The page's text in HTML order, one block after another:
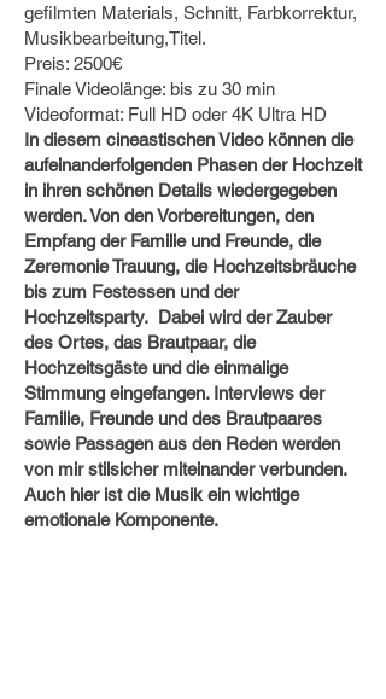
gefilmten Materials, Schnitt, Farbkorrektur,
Musikbearbeitung,Titel.
Preis: 2500€
Finale Videolänge: bis zu 30 min
Videoformat: Full HD oder 4K Ultra HD
​In diesem cineastischen Video können die
aufeinanderfolgenden Phasen der Hochzeit
in ihren schönen Details wiedergegeben
werden. Von den Vorbereitungen, den
Empfang der Familie und Freunde, die
Zeremonie Trauung, die Hochzeitsbräuche
bis zum Festessen und der
Hochzeitsparty. Dabei wird der Zauber
des Ortes, das Brautpaar, die
Hochzeitsgäste und die einmalige
Stimmung eingefangen. Interviews der
Familie, Freunde und des Brautpaares
sowie Passagen aus den Reden werden
von mir stilsicher miteinander verbunden.
Auch hier ist die Musik ein wichtige
emotionale Komponente.